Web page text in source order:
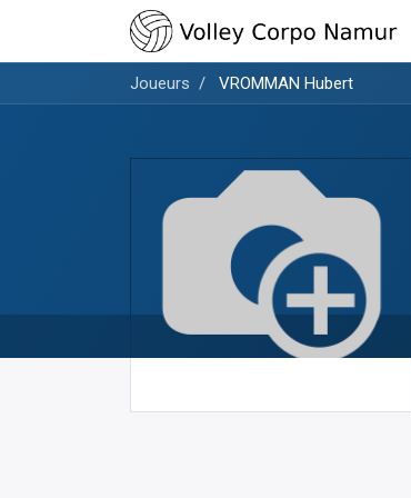
Joueurs VROMMAN Hubert